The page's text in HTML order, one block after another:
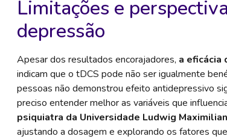
Limitações e
depressão
Apesar dos resultados encorajadores, a eficácia
indicam que o tDCS pode não ser igualmente
pessoas não demonstrou efeito antidepressivo
preciso entender melhor as variáveis que
psiquiatra da Universidade Ludwig
ajustando a dosagem e explorando os fatores